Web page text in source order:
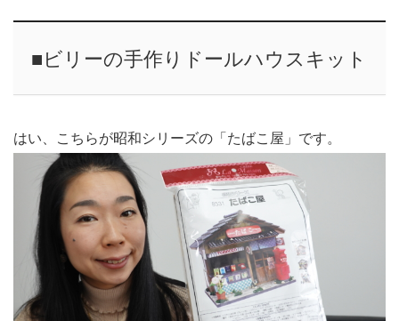
■ビリーの手作りドールハウスキット
はい、こちらが昭和シリーズの「たばこ屋」です。